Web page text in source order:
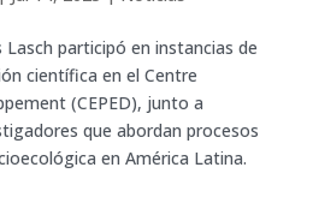
Lasch participó en instancias de
científica en el Centre
(CEPED), junto a
que abordan procesos
en América Latina.